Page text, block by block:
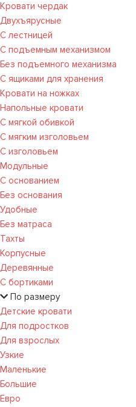
Кровати чердак
Двухъярусные
С лестницей
С подъемным механизмом
Без подъемного механизма
С ящиками для хранения
Кровати на ножках
Напольные кровати
С мягкой обивкой
С мягким изголовьем
С изголовьем
Модульные
С основанием
Без основания
Удобные
Без матраса
Тахты
Корпусные
Деревянные
С бортиками
По размеру
Детские кровати
Для подростков
Для взрослых
Узкие
Маленькие
Большие
Евро